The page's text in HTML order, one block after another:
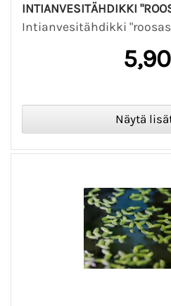
INTIANVESITÄHDIKKI
Intianvesitähdikki